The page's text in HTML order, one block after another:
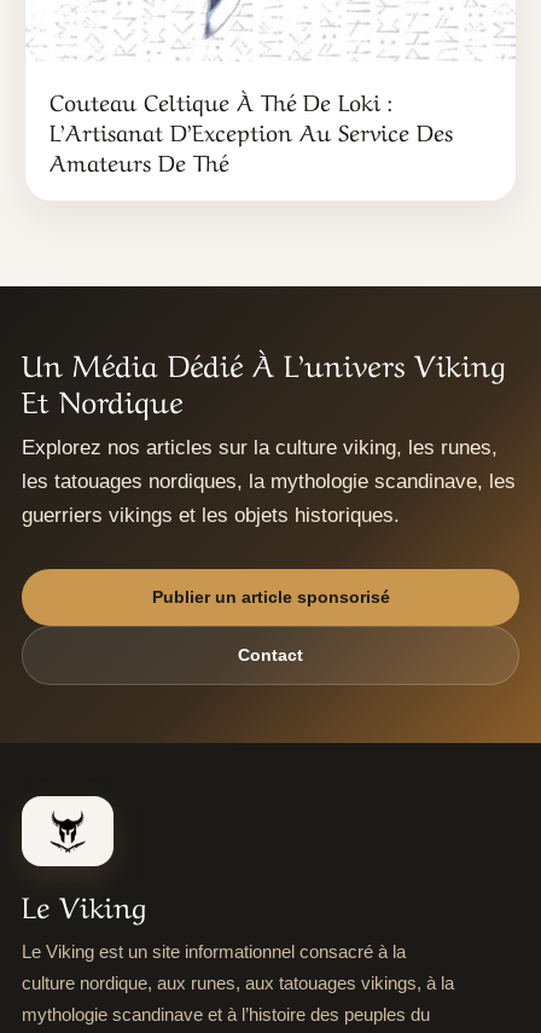
Couteau Celtique À Thé De Loki :
L’Artisanat D’Exception Au Service Des
Amateurs De Thé
Un Média Dédié À L’univers Viking
Et Nordique
Explorez nos articles sur la culture viking, les runes,
les tatouages nordiques, la mythologie scandinave, les
guerriers vikings et les objets historiques.
Publier un article sponsorisé
Contact
Le Viking
Le Viking est un site informationnel consacré à la
culture nordique, aux runes, aux tatouages vikings, à la
mythologie scandinave et à l’histoire des peuples du